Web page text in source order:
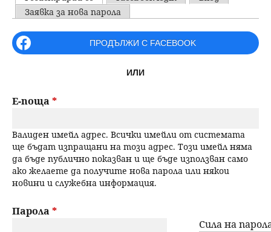
н
ю
ъ
р
е
н
е
u
P
r
i
a
y
t
a
b
Заявка за нова парола
ПРОДЪЛЖИ С FACEBOOK
ИЛИ
Е-поща *
Валиден имейл адрес. Всички имейли от системата
ще бъдат изпращани на този адрес. Този имейл няма
да бъде публично показван и ще бъде използван само
ако желаете да получите нова парола или някои
новини и служебна информация.
Сила на
Парола *